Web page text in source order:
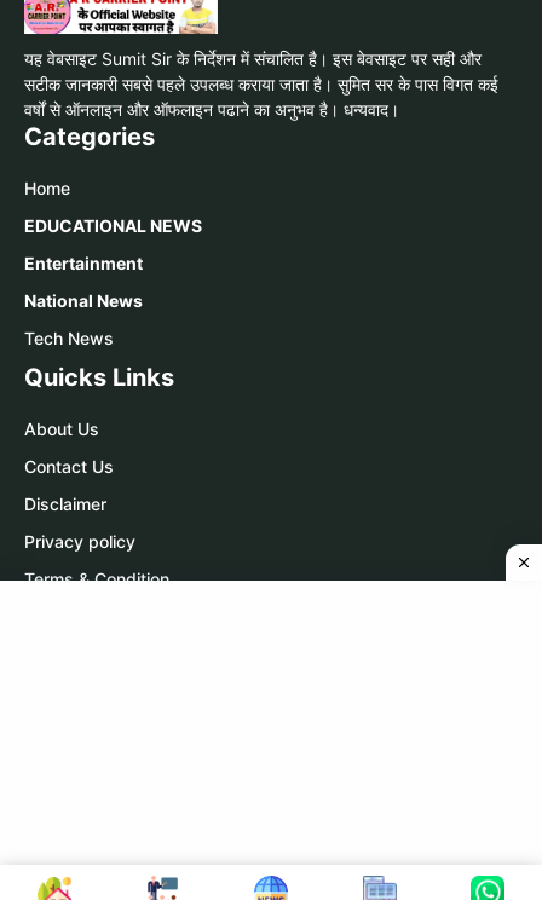
यह वेबसाइट Sumit Sir के निर्देशन में संचालित है। इस बेवसाइट पर सही और
सटीक जानकारी सबसे पहले उपलब्ध कराया जाता है। सुमित सर के पास विगत कई
वर्षों से ऑनलाइन और ऑफलाइन पढाने का अनुभव है। धन्यवाद।
Categories
Home
EDUCATIONAL NEWS
Entertainment
National News
Tech News
Quicks Links
About Us
Contact Us
Disclaimer
Privacy policy
Terms & Condition
Copyright © 2026 A r Carrier Point Powered by Sumit Sir